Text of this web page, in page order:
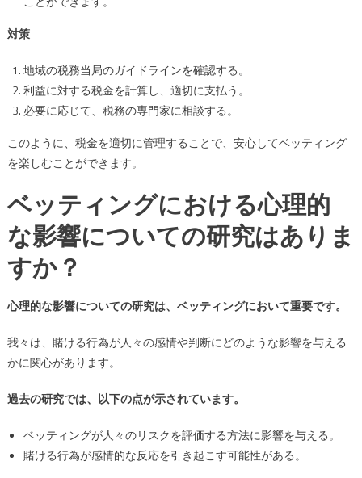
対策
地域の税務当局のガイドラインを確認する。
利益に対する税金を計算し、適切に支払う。
必要に応じて、税務の専門家に相談する。
このように、税金を適切に管理することで、安心してベッティング
を楽しむことができます。
ベッティングにおける心理的
な影響についての研究はありま
すか？
心理的な影響についての研究は、ベッティングにおいて重要です。
我々は、賭ける行為が人々の感情や判断にどのような影響を与える
かに関心があります。
過去の研究では、以下の点が示されています。
ベッティングが人々のリスクを評価する方法に影響を与える。
賭ける行為が感情的な反応を引き起こす可能性がある。